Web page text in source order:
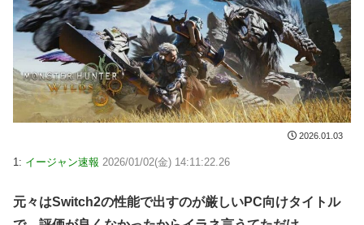
2026.01.03
1: イージャン速報 2026/01/02(金) 14:11:22.26
元々はSwitch2の性能で出すのが厳しいPC向けタイトル